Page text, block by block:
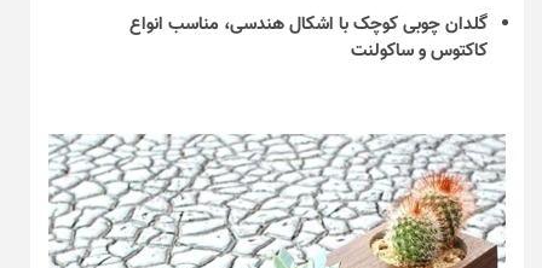
گلدان چوبی کوچک با اشکال هندسی، مناسب انواع
کاکتوس و ساکولنت